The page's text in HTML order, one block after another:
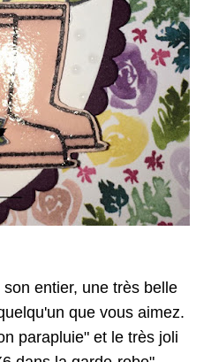
entier, une très belle
que vous aimez.
parapluie" et le très joli